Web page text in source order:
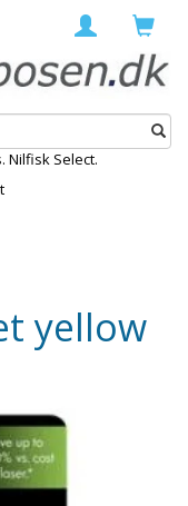
Nilfisk Select.
yellow